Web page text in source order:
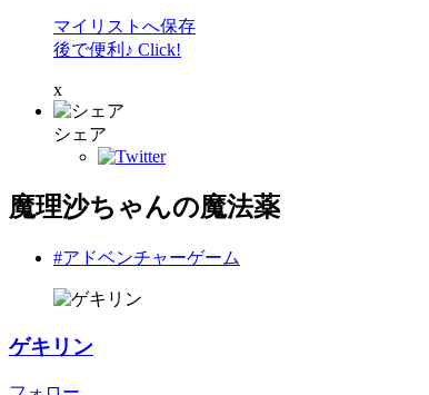
マイリストへ保存
後で便利♪ Click!
x
シェア
魔理沙ちゃんの魔法薬
#アドベンチャーゲーム
ゲキリン